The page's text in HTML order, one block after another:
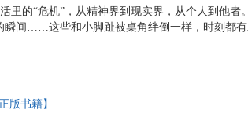
里的“危机”，从精神界到现实界，从个人到他者
瞬间……这些和小脚趾被桌角绊倒一样，时刻都有
处有什么》时的一句话“走过危机四伏的日常，我
版书籍】